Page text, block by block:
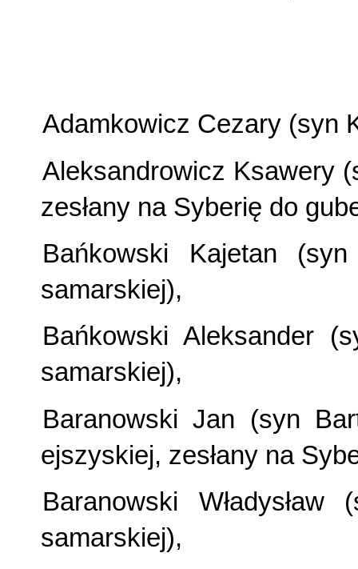
Adamkowicz Cezary (syn
Aleksandrowicz Ksawery
zesłany na Syberię do
Bańkowski Kajetan
samarskiej),
Bańkowski Aleksander
samarskiej),
Baranowski Jan (syn
ejszyskiej, zesłany na
Baranowski
samarskiej),